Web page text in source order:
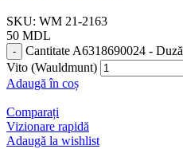
SKU: WM 21-2163
50 MDL
Cantitate A6318690024 -
Vito (Wauldmunt)
Adaugă în coș
Comparați
Vizionare rapidă
Adaugă la wishlist